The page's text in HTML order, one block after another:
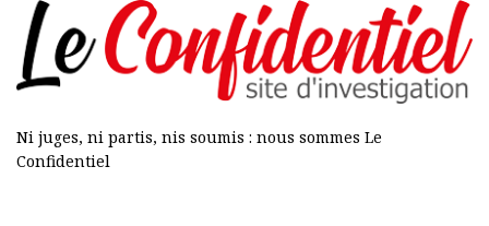
Ni juges, ni partis, nis soumis : nous sommes Le
Confidentiel